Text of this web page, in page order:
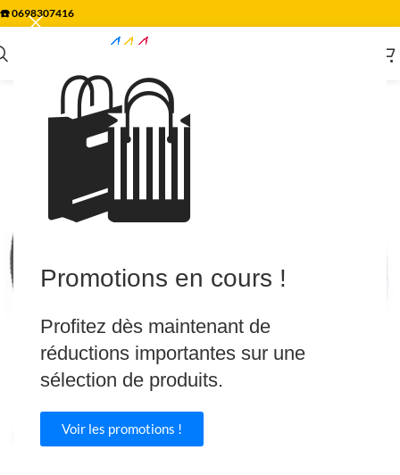
🛍️
Promotions en cours !
Profitez dès maintenant de
réductions importantes sur une
sélection de produits.
Voir les promotions !
☎️0698307416
Agrandir